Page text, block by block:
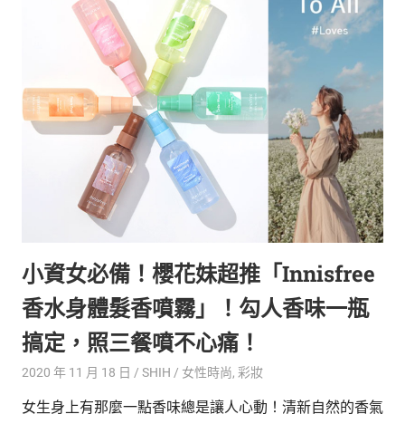
座、
獵
奇
一
無
二
的
你
和
一
小資女必備！櫻花妹超推「Innisfree
香水身體髮香噴霧」！勾人香味一瓶
搞定，照三餐噴不心痛！
2020 年 11 月 18 日 SHIH 女性時尚, 彩妝
女生身上有那麼一點香味總是讓人心動！清新自然的香氣